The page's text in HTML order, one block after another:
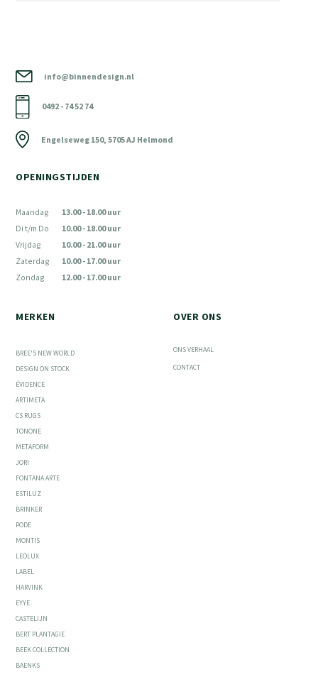
info@binnendesign.nl
0492 - 74 52 74
Engelseweg 150, 5705 AJ Helmond
OPENINGSTIJDEN
Maandag
Di t/m Do
Vrijdag
Zaterdag
Zondag
13.00 - 18.00 uur
10.00 - 18.00 uur
10.00 - 21.00 uur
10.00 - 17.00 uur
12.00 - 17.00 uur
MERKEN
BREE'S NEW WORLD
DESIGN ON STOCK
ÉVIDENCE
ARTIMETA
CS RUGS
TONONE
METAFORM
JORI
FONTANA ARTE
ESTILUZ
BRINKER
PODE
MONTIS
LEOLUX
LABEL
HARVINK
EYYE
CASTELIJN
BERT PLANTAGIE
BEEK COLLECTION
BAENKS
OVER ONS
ONS VERHAAL
CONTACT